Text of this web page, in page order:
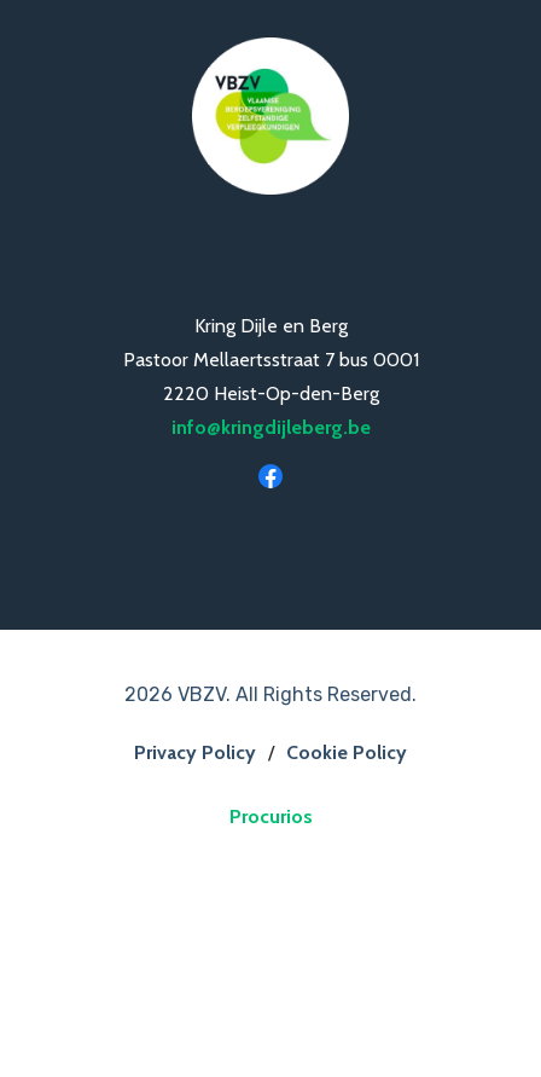
Kring Dijle en Berg
Pastoor Mellaertsstraat 7 bus 0001
2220 Heist-Op-den-Berg
info@kringdijleberg.be
2026 VBZV. All Rights Reserved.
Privacy Policy / Cookie Policy
Procurios